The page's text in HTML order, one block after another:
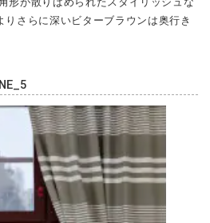
さらに深いビターブラウンは奥行き